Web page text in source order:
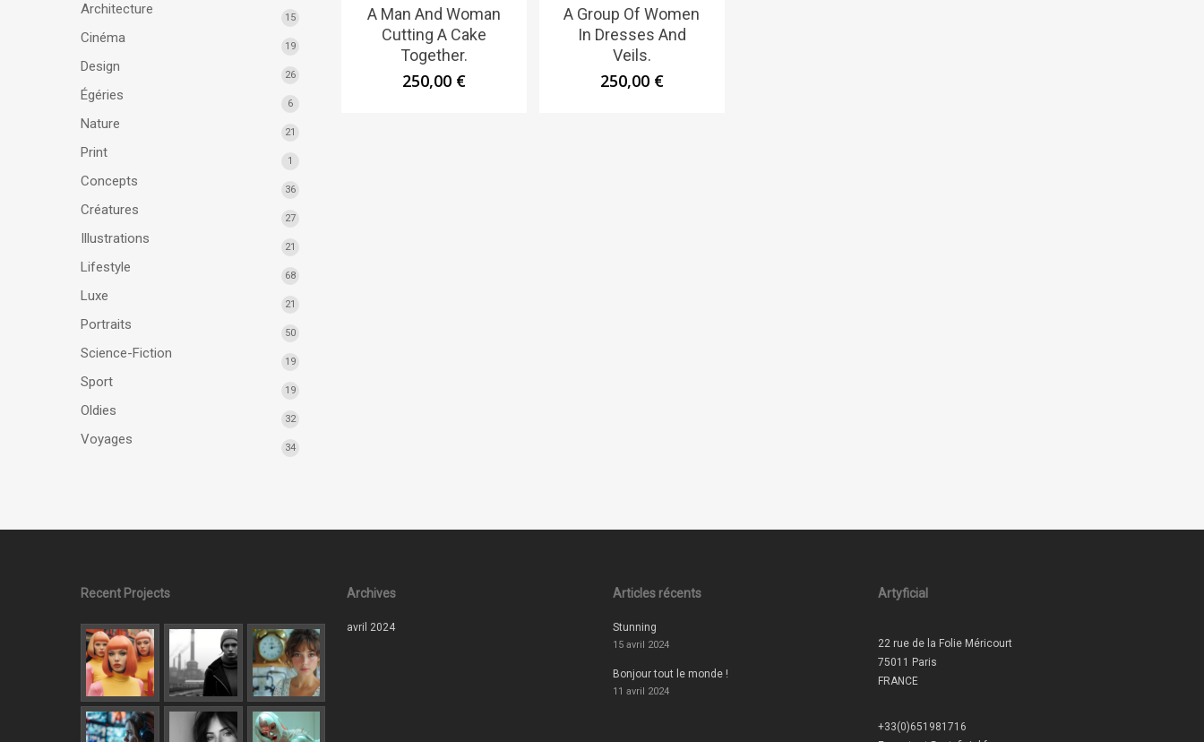
Architecture
15
Cinéma
19
Design
26
Égéries
6
Nature
21
Print
1
Concepts
36
Créatures
27
Illustrations
21
Lifestyle
68
Luxe
21
Portraits
50
Science-Fiction
19
Sport
19
Oldies
32
Voyages
34
A Man And Woman
Cutting A Cake
Together.
250,00 €
A Group Of Women
In Dresses And
Veils.
250,00 €
Recent Projects Archives
avril 2024
Articles récents
Stunning
15 avril 2024
Bonjour tout le monde !
11 avril 2024
Artyficial
22 rue de la Folie Méricourt
75011 Paris
FRANCE
+33(0)651981716